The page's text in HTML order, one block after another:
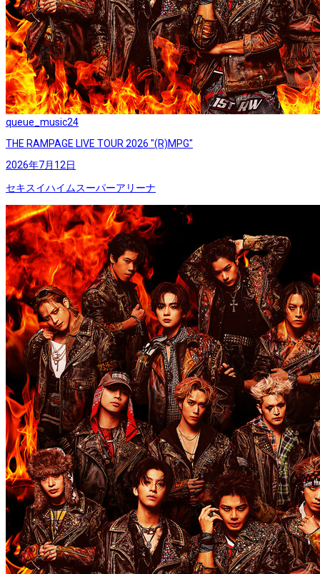
queue_music24
THE RAMPAGE LIVE TOUR 2026 "(R)MPG"
2026年7月12日
セキスイハイムスーパーアリーナ